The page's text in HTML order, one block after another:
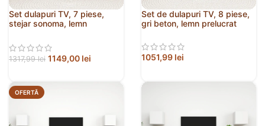
Set dulapuri TV, 7 piese,
stejar sonoma, lemn
1317,99lei 1149,00 lei
Set de dulapuri TV, 8 piese,
gri beton, lemn prelucrat
1051,99 lei
OFERTĂ